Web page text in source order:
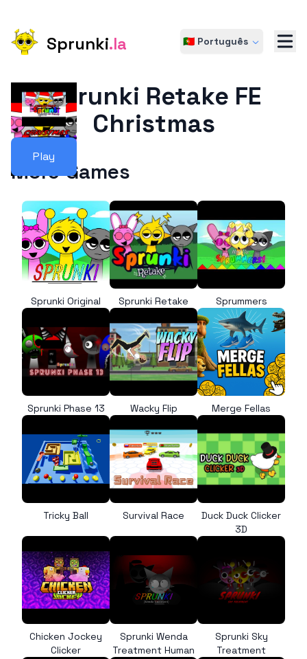
Sprunki.la 🇵🇹 Português
Play
Sprunki Retake FE
Christmas
More Games
Sprunki Original Sprunki Retake Sprummers
Sprunki Phase 13 Wacky Flip Merge Fellas
Tricky Ball Survival Race
Duck Duck Clicker
3D
Chicken Jockey
Clicker
Sprunki Wenda
Treatment Human
Sprunki Sky
Treatment